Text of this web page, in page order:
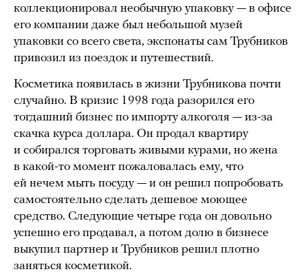
коллекционировал необычную упаковку — в офисе
его компании даже был небольшой музей
упаковки со всего света, экспонаты сам Трубников
привозил из поездок и путешествий.
Косметика появилась в жизни Трубникова почти
случайно. В кризис 1998 года разорился его
тогдашний бизнес по импорту алкоголя — из-за
скачка курса доллара. Он продал квартиру
и собирался торговать живыми курами, но жена
в какой-то момент пожаловалась ему, что
ей нечем мыть посуду — и он решил попробовать
самостоятельно сделать дешевое моющее
средство. Следующие четыре года он довольно
успешно его продавал, а потом долю в бизнесе
выкупил партнер и Трубников решил плотно
заняться косметикой.